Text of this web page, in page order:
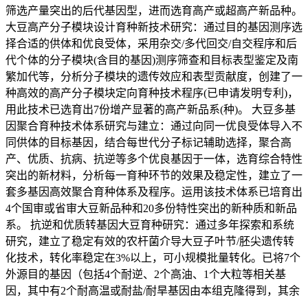
筛选产量突出的后代基因型，进而选育高产或超高产新品种。
大豆高产分子模块设计育种新技术研究：通过目的基因测序选
择合适的供体和优良受体，采用杂交/多代回交/自交程序和后
代个体的分子模块(含目的基因)测序筛查和目标表型鉴定及南
繁加代等，分析分子模块的遗传效应和表型贡献度，创建了一
种高效的高产分子模块定向育种技术程序(已申请发明专利)，
用此技术已选育出7份增产显著的高产新品系(种)。 大豆多基
因聚合育种技术体系研究与建立：通过向同一优良受体导入不
同供体的目标基因，结合每世代分子标记辅助选择，聚合高
产、优质、抗病、抗逆等多个优良基因于一体，选育综合特性
突出的新材料，分析每一育种环节的效果及稳定性，建立了一
套多基因高效聚合育种体系及程序。运用该技术体系已培育出
4个国审或省审大豆新品种和20多份特性突出的新种质和新品
系。 抗逆和优质转基因大豆育种研究：通过多年探索和系统
研究，建立了稳定有效的农杆菌介导大豆子叶节/胚尖遗传转
化技术，转化率稳定在3%以上，可小规模批量转化。已将7个
外源目的基因（包括4个耐逆、2个高油、1个大粒等相关基
因，其中有2个耐高温或耐盐/耐旱基因由本组克隆得到，其余